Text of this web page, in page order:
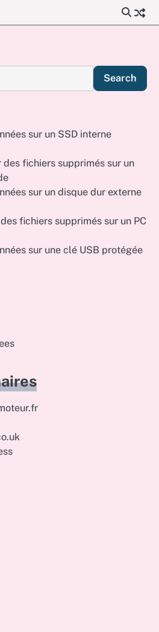
Search
sur un SSD interne
fichiers supprimés sur un
sur un disque dur externe
fichiers supprimés sur un PC
sur une clé USB protégée